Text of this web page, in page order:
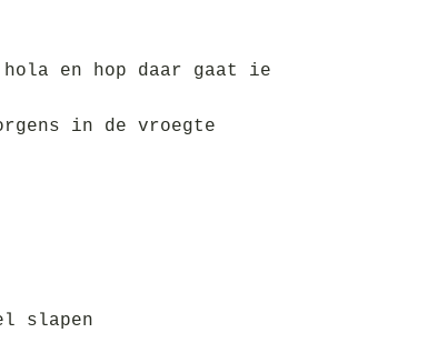
en hop daar gaat ie
in de vroegte
slapen